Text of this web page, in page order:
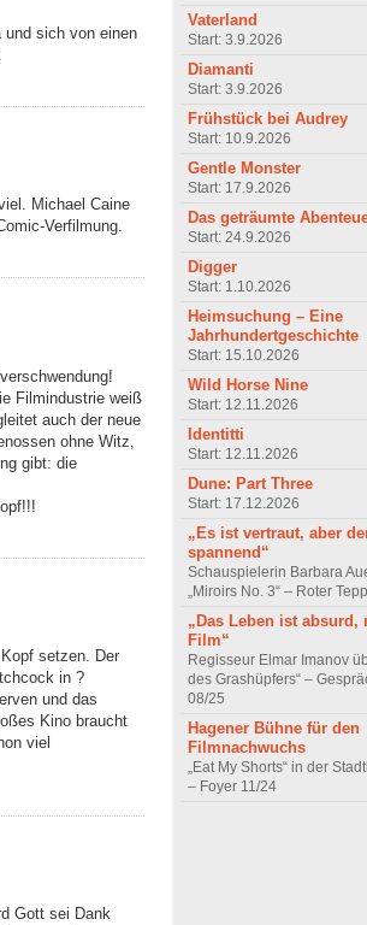
sich von einen
Michael Caine
Verfilmung.
Filmindustrie weiß
auch der neue
ohne Witz,
gibt: die
setzen. Der
in ?
und das
Kino braucht
viel
Gott sei Dank
Vaterland
Start: 3.9.2026
Diamanti
Start: 3.9.2026
Frühstück bei Audrey
Start: 10.9.2026
Gentle Monster
Start: 17.9.2026
Das geträumte
Start: 24.9.2026
Digger
Start: 1.10.2026
Heimsuchung – Eine
Jahrhundertgeschichte
Start: 15.10.2026
Wild Horse Nine
Start: 12.11.2026
Identitti
Start: 12.11.2026
Dune: Part Three
Start: 17.12.2026
„Es ist vertraut, aber
spannend“
Schauspielerin Barbara
„Miroirs No. 3“ – Roter
„Das Leben ist absurd,
Film“
Regisseur Elmar Imanov
des Grashüpfers“ –
08/25
Hagener Bühne für den
Filmnachwuchs
„Eat My Shorts“ in der
– Foyer 11/24